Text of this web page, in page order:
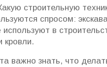
строительную
спросом:
в
кровли.
важно знать, что